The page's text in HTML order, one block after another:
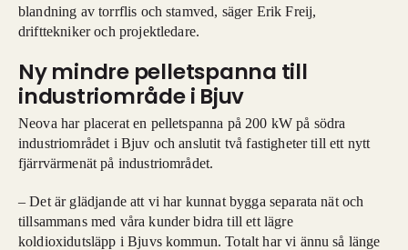
blandning av torrflis och stamved, säger Erik Freij,
drifttekniker och projektledare.
Ny mindre pelletspanna till
industriområde i Bjuv
Neova har placerat en pelletspanna på 200 kW på södra
industriområdet i Bjuv och anslutit två fastigheter till ett nytt
fjärrvärmenät på industriområdet.
– Det är glädjande att vi har kunnat bygga separata nät och
tillsammans med våra kunder bidra till ett lägre
koldioxidutsläpp i Bjuvs kommun. Totalt har vi ännu så länge